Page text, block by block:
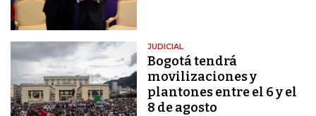
JUDICIAL
Bogotá tendrá
movilizaciones y
plantones entre el 6 y el
8 de agosto